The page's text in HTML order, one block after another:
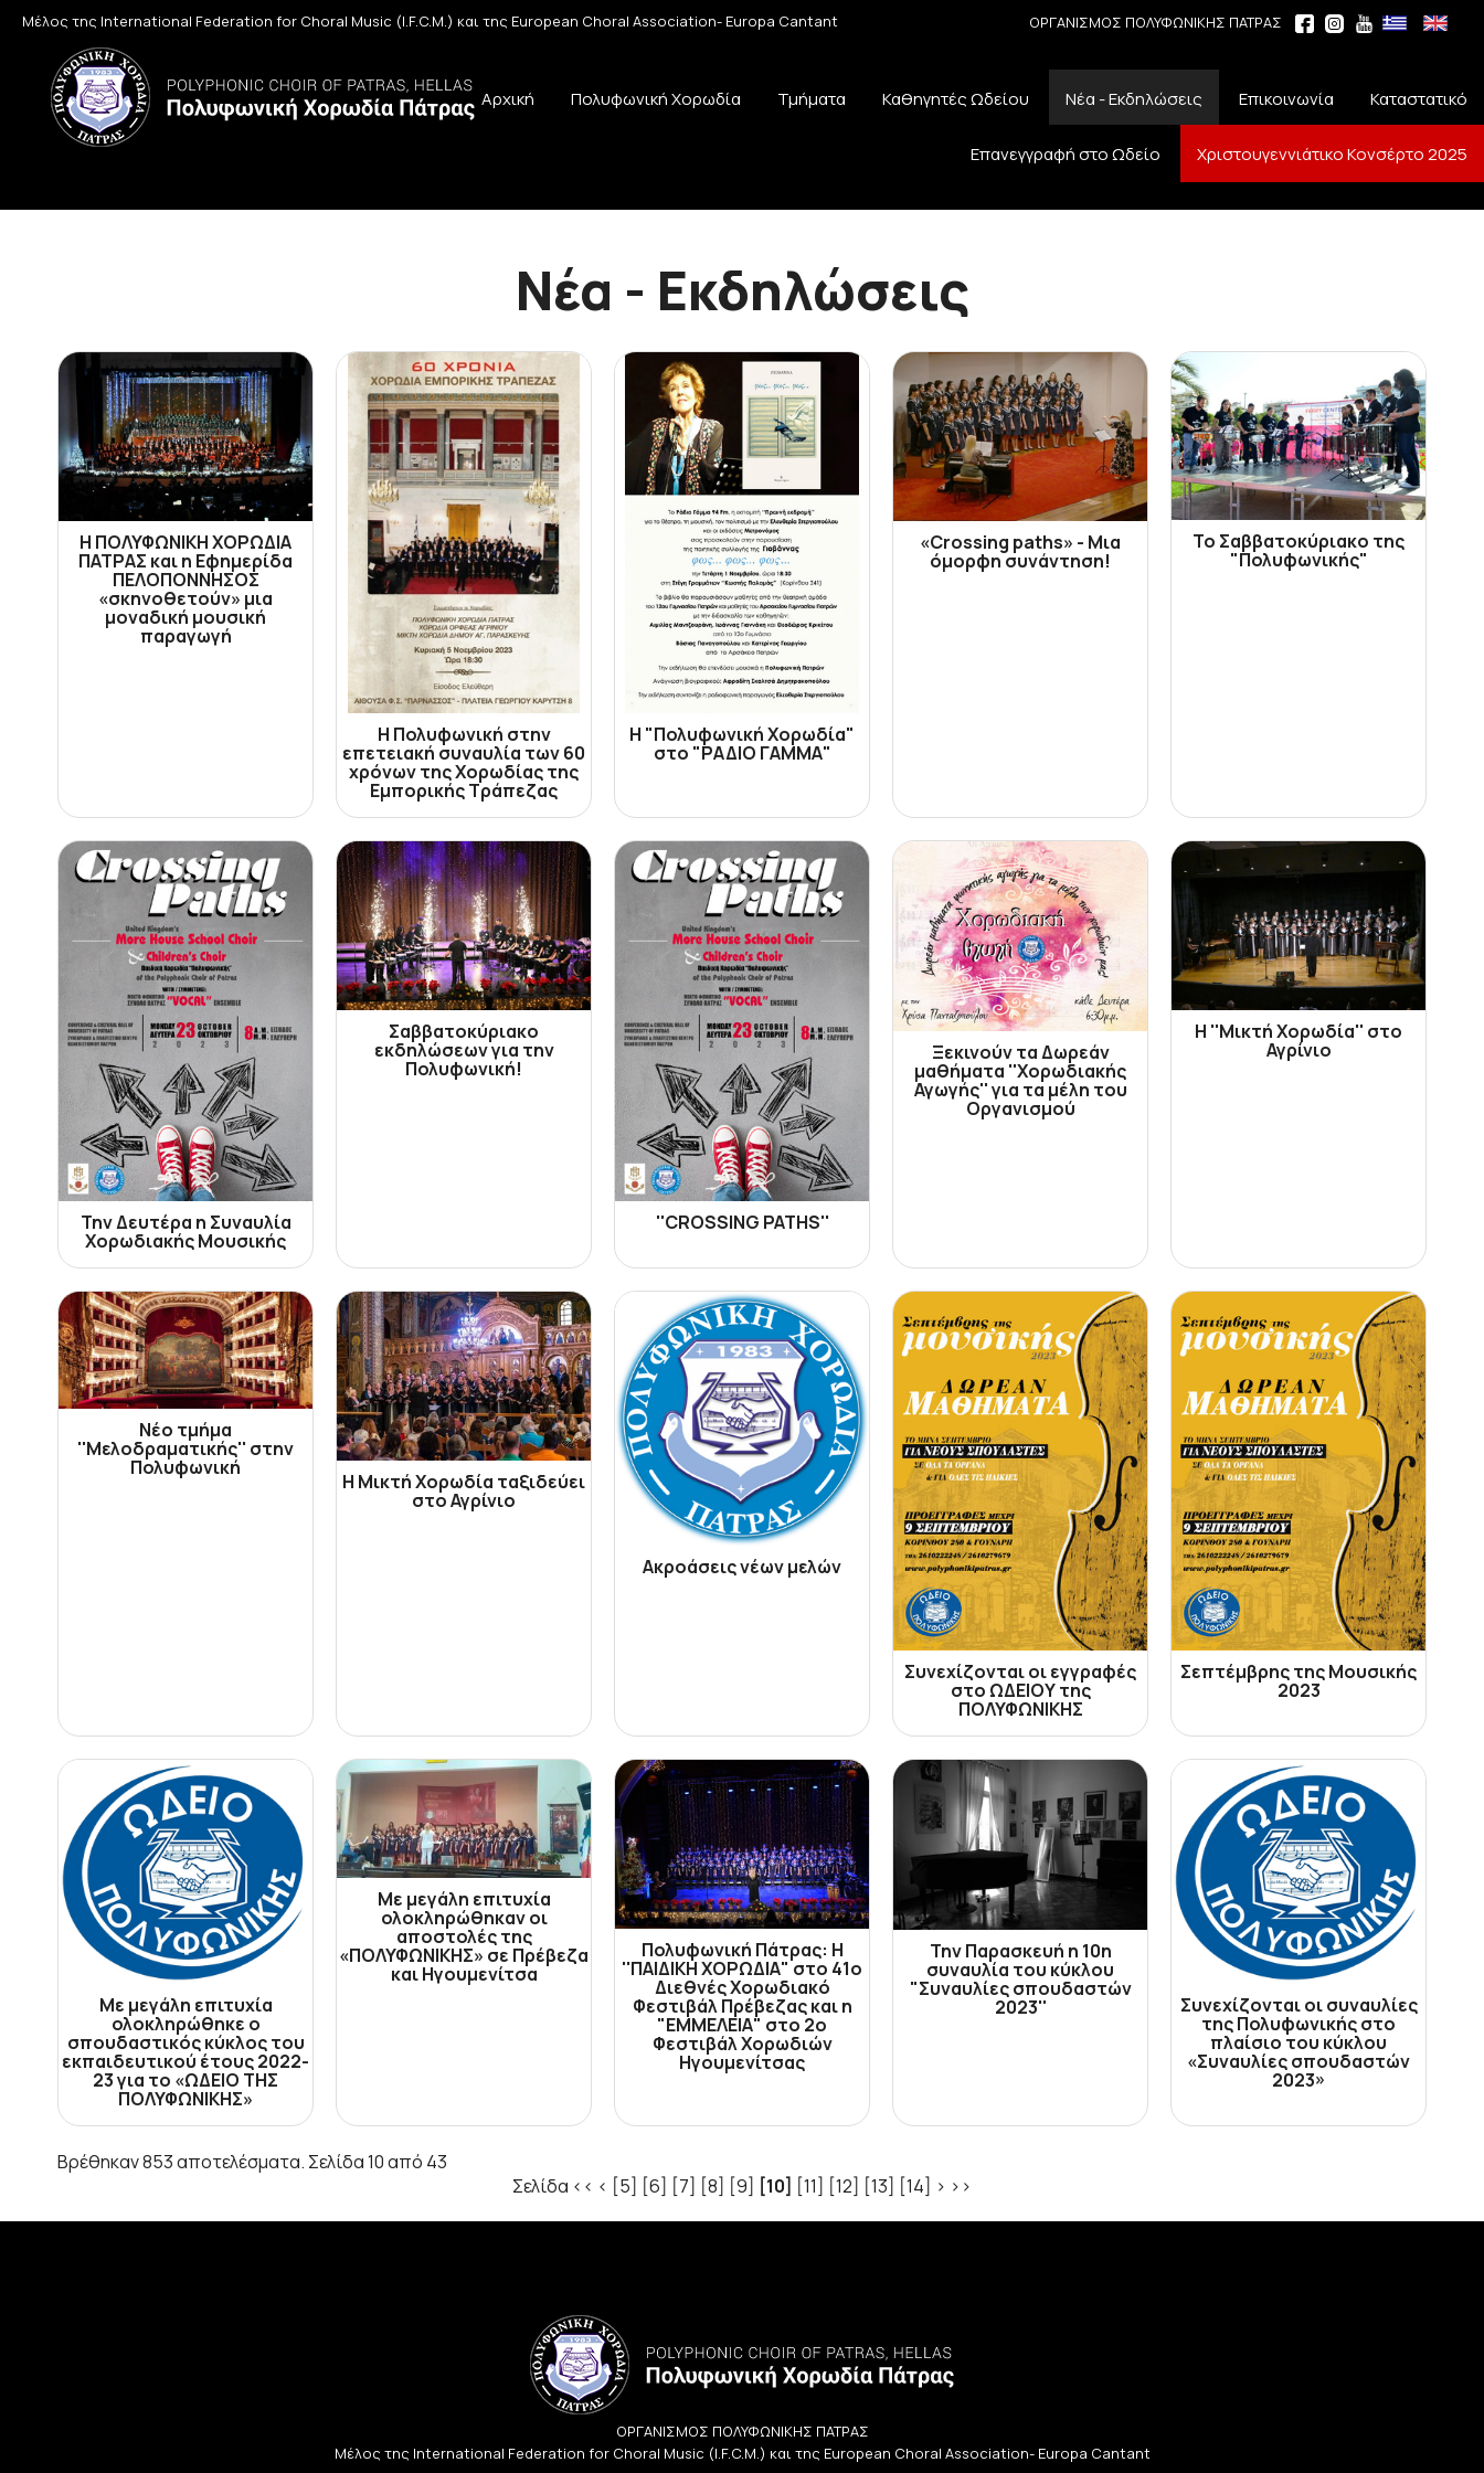
ΟΡΓΑΝΙΣΜΟΣ ΠΟΛΥΦΩΝΙΚΗΣ ΠΑΤΡΑΣ
Μέλος της International Federation for Choral Music (I.F.C.M.) και της European Choral Association- Europa Cantant
Αρχική Πολυφωνική Χορωδία Τμήματα Καθηγητές Ωδείου Νέα - Εκδηλώσεις Επικοινωνία Καταστατικό
Επανεγγραφή στο Ωδείο Χριστουγεννιάτικο Κονσέρτο 2025
Νέα - Εκδηλώσεις
Η ΠΟΛΥΦΩΝΙΚΗ ΧΟΡΩΔΙΑ
ΠΑΤΡΑΣ και η Εφημερίδα
ΠΕΛΟΠΟΝΝΗΣΟΣ
«σκηνοθετούν» μια
μοναδική μουσική
παραγωγή
Η Πολυφωνική στην
επετειακή συναυλία των 60
χρόνων της Χορωδίας της
Εμπορικής Τράπεζας
Η "Πολυφωνική Χορωδία"
στο "ΡΑΔΙΟ ΓΑΜΜΑ"
«Crossing paths» - Μια
όμορφη συνάντηση!
Το Σαββατοκύριακο της
"Πολυφωνικής"
Την Δευτέρα η Συναυλία
Χορωδιακής Μουσικής
Σαββατοκύριακο
εκδηλώσεων για την
Πολυφωνική!
''CROSSING PATHS''
Ξεκινούν τα Δωρεάν
μαθήματα ''Χορωδιακής
Αγωγής'' για τα μέλη του
Οργανισμού
Η ''Μικτή Χορωδία'' στο
Αγρίνιο
Νέο τμήμα
''Μελοδραματικής'' στην
Πολυφωνική
Η Μικτή Χορωδία ταξιδεύει
στο Αγρίνιο
Ακροάσεις νέων μελών
Συνεχίζονται οι εγγραφές
στο ΩΔΕΙΟΥ της
ΠΟΛΥΦΩΝΙΚΗΣ
Σεπτέμβρης της Μουσικής
2023
Με μεγάλη επιτυχία
ολοκληρώθηκε ο
σπουδαστικός κύκλος του
εκπαιδευτικού έτους 2022-
23 για το «ΩΔΕΙΟ ΤΗΣ
ΠΟΛΥΦΩΝΙΚΗΣ»
Με μεγάλη επιτυχία
ολοκληρώθηκαν οι
αποστολές της
«ΠΟΛΥΦΩΝΙΚΗΣ» σε Πρέβεζα
και Ηγουμενίτσα
Πολυφωνική Πάτρας: Η
''ΠΑΙΔΙΚΗ ΧΟΡΩΔΙΑ" στο 41ο
Διεθνές Χορωδιακό
Φεστιβάλ Πρέβεζας και η
"ΕΜΜΕΛΕΙΑ" στο 2ο
Φεστιβάλ Χορωδιών
Ηγουμενίτσας
Την Παρασκευή η 10η
συναυλία του κύκλου
"Συναυλίες σπουδαστών
2023'' Συνεχίζονται οι συναυλίες
της Πολυφωνικής στο
πλαίσιο του κύκλου
«Συναυλίες σπουδαστών
2023»
Βρέθηκαν 853 αποτελέσματα. Σελίδα 10 από 43
Σελίδα << < [5] [6] [7] [8] [9] [10] [11] [12] [13] [14] > >>
ΟΡΓΑΝΙΣΜΟΣ ΠΟΛΥΦΩΝΙΚΗΣ ΠΑΤΡΑΣ
Μέλος της International Federation for Choral Music (I.F.C.M.) και της European Choral Association- Europa Cantant